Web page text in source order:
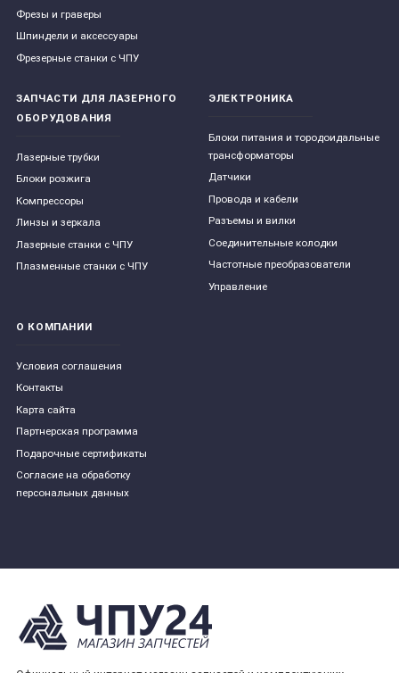
Фрезы и граверы
Шпиндели и аксессуары
Фрезерные станки с ЧПУ
ЗАПЧАСТИ ДЛЯ ЛАЗЕРНОГО
ОБОРУДОВАНИЯ
Лазерные трубки
Блоки розжига
Компрессоры
Линзы и зеркала
Лазерные станки с ЧПУ
Плазменные станки с ЧПУ
ЭЛЕКТРОНИКА
Блоки питания и тородоидальные
трансформаторы
Датчики
Провода и кабели
Разъемы и вилки
Соединительные колодки
Частотные преобразователи
Управление
О КОМПАНИИ
Условия соглашения
Контакты
Карта сайта
Партнерская программа
Подарочные сертификаты
Согласие на обработку
персональных данных